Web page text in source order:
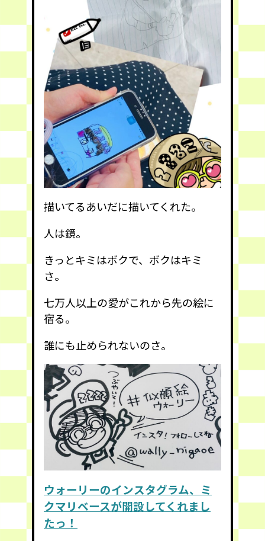
描いてるあいだに描いてくれた。
人は鏡。
きっとキミはボクで、ボクはキミ
さ。
七万人以上の愛がこれから先の絵に
宿る。
誰にも止められないのさ。
ウォーリーのインスタグラム、ミ
クマリベースが開設してくれまし
たっ！